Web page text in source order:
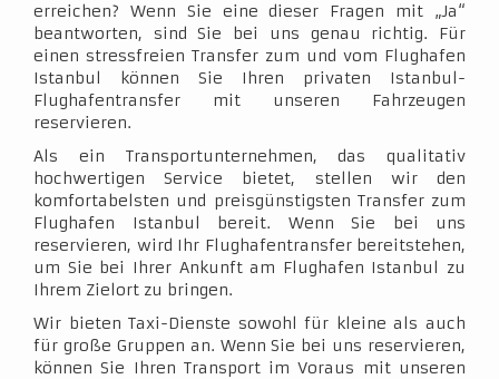
erreichen? Wenn Sie eine dieser Fragen mit „Ja“
beantworten, sind Sie bei uns genau richtig. Für
einen stressfreien Transfer zum und vom Flughafen
Istanbul können Sie Ihren privaten Istanbul-
Flughafentransfer mit unseren Fahrzeugen
reservieren.
Als ein Transportunternehmen, das qualitativ
hochwertigen Service bietet, stellen wir den
komfortabelsten und preisgünstigsten Transfer zum
Flughafen Istanbul bereit. Wenn Sie bei uns
reservieren, wird Ihr Flughafentransfer bereitstehen,
um Sie bei Ihrer Ankunft am Flughafen Istanbul zu
Ihrem Zielort zu bringen.
Wir bieten Taxi-Dienste sowohl für kleine als auch
für große Gruppen an. Wenn Sie bei uns reservieren,
können Sie Ihren Transport im Voraus mit unseren